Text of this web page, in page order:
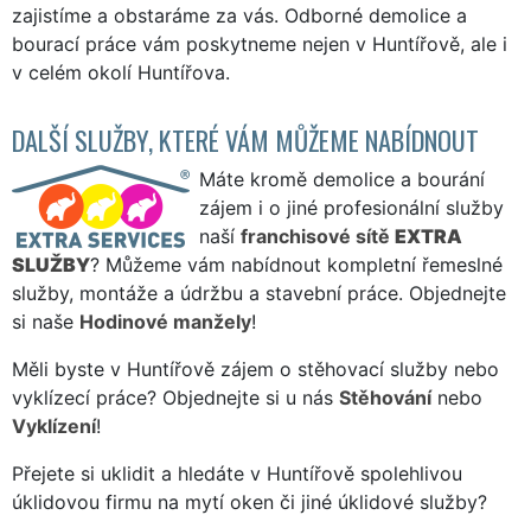
zajistíme a obstaráme za vás. Odborné demolice a
bourací práce vám poskytneme nejen v Huntířově, ale i
v celém okolí Huntířova.
DALŠÍ SLUŽBY, KTERÉ VÁM MŮŽEME NABÍDNOUT
Máte kromě demolice a bourání
zájem i o jiné profesionální služby
naší franchisové sítě EXTRA
SLUŽBY? Můžeme vám nabídnout kompletní řemeslné
služby, montáže a údržbu a stavební práce. Objednejte
si naše Hodinové manžely!
Měli byste v Huntířově zájem o stěhovací služby nebo
vyklízecí práce? Objednejte si u nás Stěhovánínebo
Vyklízení!
Přejete si uklidit a hledáte v Huntířově spolehlivou
úklidovou firmu na mytí oken či jiné úklidové služby?